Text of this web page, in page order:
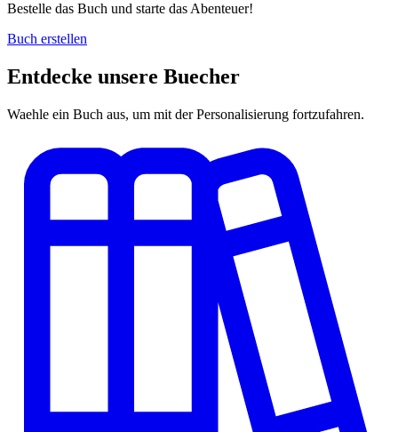
Bestelle das Buch und starte das Abenteuer!
Buch erstellen
Entdecke unsere Buecher
Waehle ein Buch aus, um mit der Personalisierung fortzufahren.